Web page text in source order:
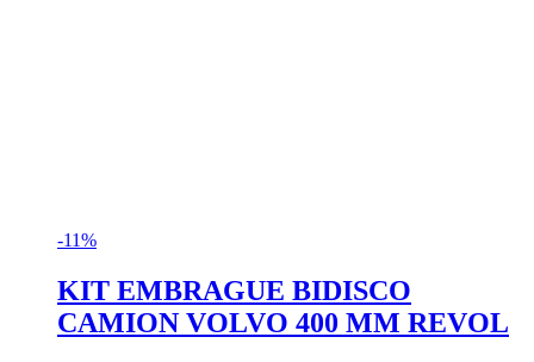
-11%
KIT EMBRAGUE BIDISCO
CAMION VOLVO 400 MM REVOL